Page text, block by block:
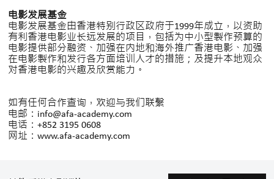
电影发展基金
电影发展基金由香港特别行政区政府于1999年成立，以资助
有利香港电影业长远发展的项目，包括为中小型製作预算的
电影提供部分融资、加强在内地和海外推广香港电影、加强
在电影製作和发行各方面培训人才的措施；及提升本地观众
对香港电影的兴趣及欣赏能力。
如有任何合作查询，欢迎与我们联繫
电邮：info@afa-academy.com
电话：+852 3195 0608
网址：www.afa-academy.com